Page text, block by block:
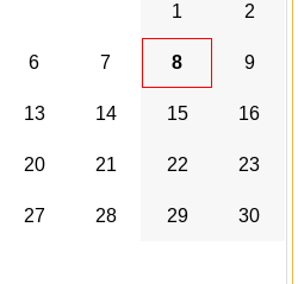
1 2
6 7 8 9
13 14 15 16
20 21 22 23
27 28 29 30